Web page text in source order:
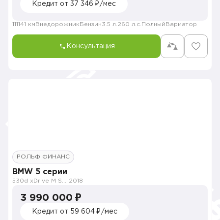
Кредит от 37 346 ₽/мес
111141 км Внедорожник Бензин3.5 л. 260 л.с. Полный Вариатор
Консультация
РОЛЬФ ФИНАНС
BMW 5 серии
2018
3 990 000 ₽
Кредит от 59 604 ₽/мес